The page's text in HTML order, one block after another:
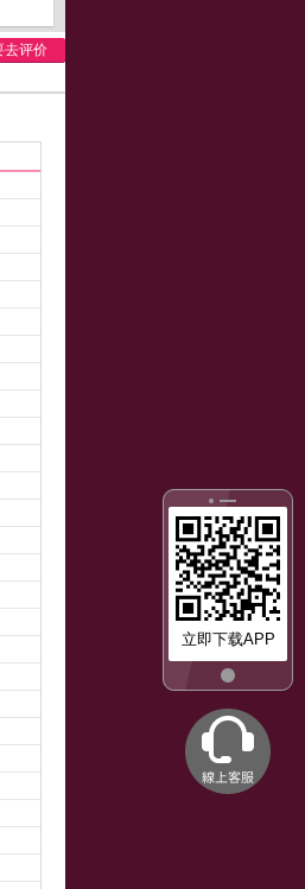
立即下载APP
去评价